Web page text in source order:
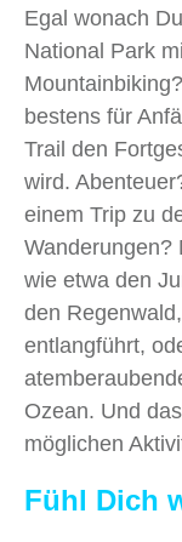
Egal wonach
National Park
bestens für
Trail den
wird.
einem Trip zu
Wanderungen?
wie etwa den
den
entlangführt,
Ozean. Und
möglichen
Fühl Dich